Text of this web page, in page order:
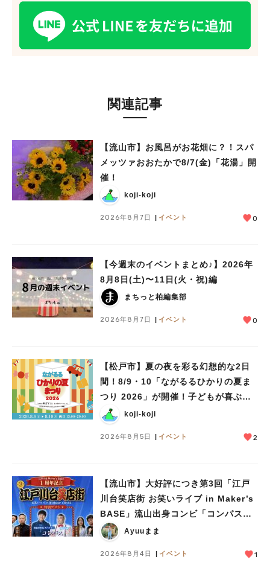
関連記事
【流山市】お風呂がお花畑に？！スパ
メッツァおおたかで8/7(金)「花湯」開
催！
koji-koji
2026年8月7日 イベント 0
【今週末のイベントまとめ♪】2026年
8月8日(土)〜11日(火・祝)編
まちっと柏編集部
2026年8月7日 イベント 0
【松戸市】夏の夜を彩る幻想的な2日
間！8/9・10「ながるるひかりの夏ま
つり 2026」が開催！子どもが喜ぶワ
ークショップや限定ヒーローショーも
koji-koji
2026年8月5日 イベント 2
【流山市】大好評につき第3回「江戸
川台笑店街 お笑いライブ in Maker’s
BASE」流山出身コンビ「コンパス」
も登場！8/23（日）
Ayuuまま
2026年8月4日 イベント 1